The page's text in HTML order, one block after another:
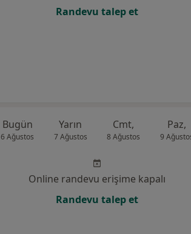
Randevu talep et
Bugün
6 Ağustos
Yarın
7 Ağustos
Cmt,
8 Ağustos
Paz,
9
Online randevu erişime kapalı
Randevu talep et